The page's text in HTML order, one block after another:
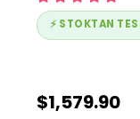
⚡ STOKTAN
$1,579.90